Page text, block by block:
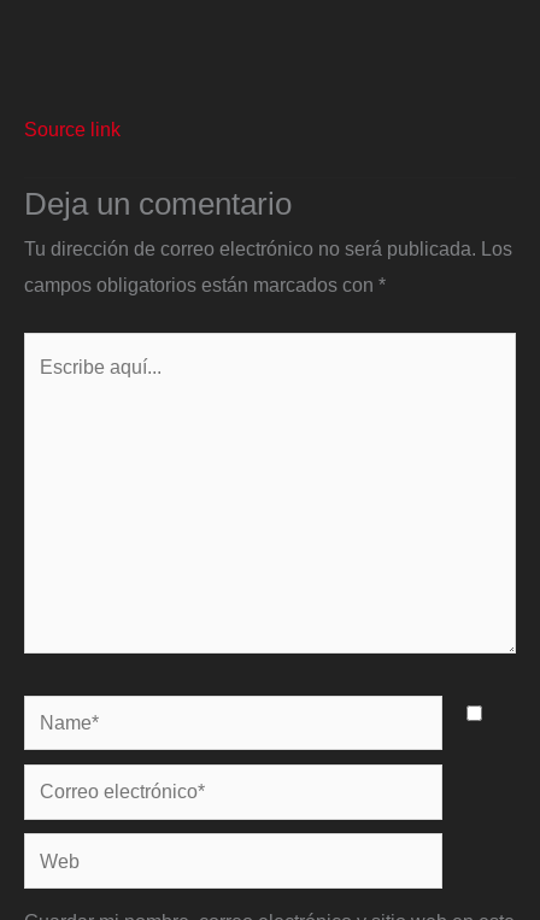
Source link
Deja un comentario
Tu dirección de correo electrónico no será publicada. Los
campos obligatorios están marcados con *
Name*
Correo
electrónico*
Web